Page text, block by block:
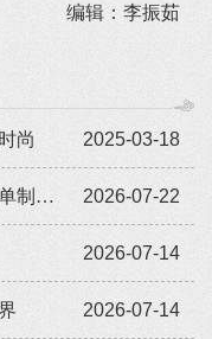
编辑：李振茹
2025-03-18
尚
2026-07-22
斯里兰卡非物质文化遗产记录与清单制定培训工作坊（第三期）在斯里兰卡萨巴拉加穆瓦省举办
2026-07-14
2026-07-14